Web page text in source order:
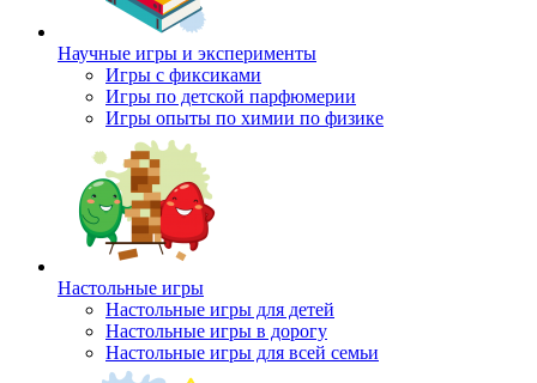
Научные игры и эксперименты
Игры с фиксиками
Игры по детской парфюмерии
Игры опыты по химии по физике
Настольные игры
Настольные игры для детей
Настольные игры в дорогу
Настольные игры для всей семьи